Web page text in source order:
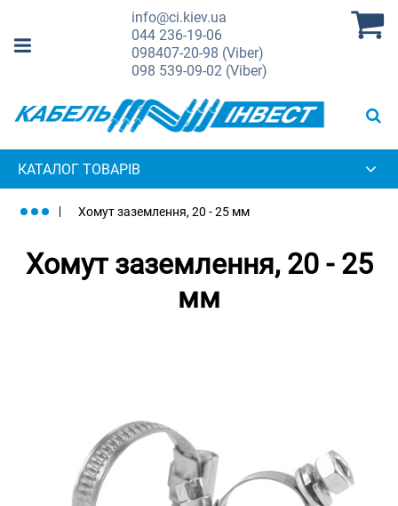
info@ci.kiev.ua
044236-19-06
098407-20-98 (Viber)
098 539-09-02 (Viber)
КАТАЛОГ ТОВАРІВ
Хомут заземлення, 20 - 25 мм
Хомут заземлення, 20 - 25
мм